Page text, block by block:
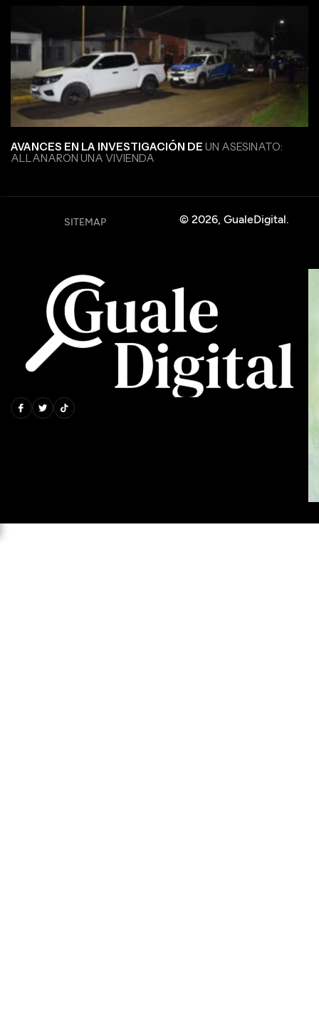
AVANCES EN LA INVESTIGACIÓN DE UN ASESINATO:
ALLANARON UNA VIVIENDA
© 2026, GualeDigital.
SITEMAP